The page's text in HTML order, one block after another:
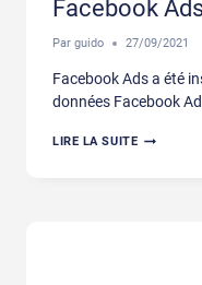
Facebook
Par guido 27/09/2021
Facebook Ads a été
données Facebook
LIRE LA SUITEFACEBOOK